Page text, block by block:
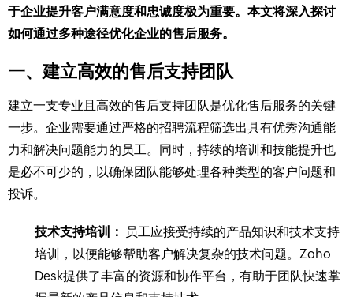
于企业提升客户满意度和忠诚度极为重要。本文将深入探讨
如何通过多种途径优化企业的售后服务。
一、建立高效的售后支持团队
建立一支专业且高效的售后支持团队是优化售后服务的关键
一步。企业需要通过严格的招聘流程筛选出具有优秀沟通能
力和解决问题能力的员工。同时，持续的培训和技能提升也
是必不可少的，以确保团队能够处理各种类型的客户问题和
投诉。
技术支持培训：
员工应接受持续的产品知识和技术支持
培训，以便能够帮助客户解决复杂的技术问题。Zoho
Desk提供了丰富的资源和协作平台，有助于团队快速掌